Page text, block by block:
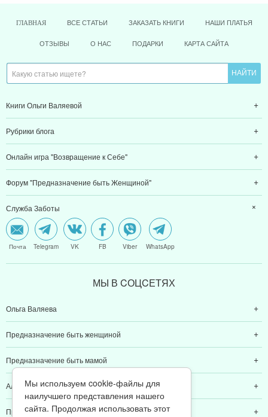
ГЛАВНАЯ ВСЕ СТАТЬИ ЗАКАЗАТЬ КНИГИ НАШИ ПЛАТЬЯ
ОТЗЫВЫ О НАС ПОДАРКИ КАРТА САЙТА
Книги Ольги Валяевой
Рубрики блога
Онлайн игра "Возвращение к Себе"
Форум "Предназначение быть Женщиной"
Служба Заботы
Почта Telegram VK FB Viber WhatsApp
МЫ В CОЦCЕТЯХ
Ольга Валяева
Предназначение быть женщиной
Предназначение быть мамой
Алексей Валяев
Предназначение быть папой
Мы используем cookie-файлы для
наилучшего представления нашего
сайта. Продолжая использовать этот